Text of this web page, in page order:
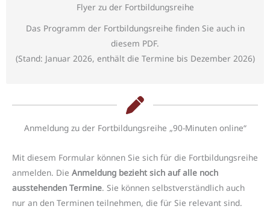
Flyer zu der Fortbildungsreihe
Das Programm der Fortbildungsreihe finden Sie auch in
diesem PDF.
(Stand: Januar 2026, enthält die Termine bis Dezember 2026)
Anmeldung zu der Fortbildungsreihe „90-Minuten online“
Mit diesem Formular können Sie sich für die Fortbildungsreihe
anmelden. Die Anmeldung bezieht sich auf alle noch
ausstehenden Termine. Sie können selbstverständlich auch
nur an den Terminen teilnehmen, die für Sie relevant sind.